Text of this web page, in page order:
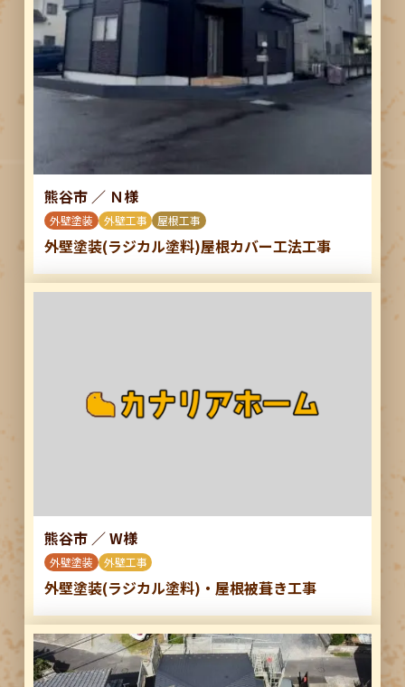
熊谷市 ／ Ｎ様
外壁塗装 外壁工事 屋根工事
外壁塗装(ラジカル塗料)屋根カバー工法工事
熊谷市 ／W様
外壁塗装 外壁工事
外壁塗装(ラジカル塗料)・屋根被葺き工事